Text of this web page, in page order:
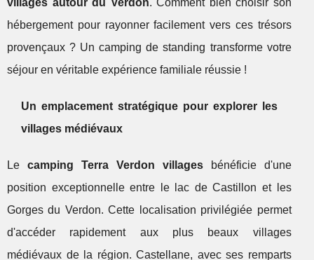
villages autour du Verdon. Comment bien choisir son
hébergement pour rayonner facilement vers ces trésors
provençaux ? Un camping de standing transforme votre
séjour en véritable expérience familiale réussie !
Un emplacement stratégique pour explorer les
villages médiévaux
Le camping Terra Verdon villagesbénéficie d'une
position exceptionnelle entre le lac de Castillon et les
Gorges du Verdon. Cette localisation privilégiée permet
d'accéder rapidement aux plus beaux villages
médiévaux de la région. Castellane, avec ses remparts